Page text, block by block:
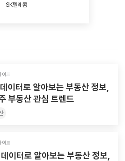
SK텔레콤
이트
이터로 알아보는 부동산 정보,
부동산 관심 트렌드
이트
이터로 알아보는 부동산 정보,